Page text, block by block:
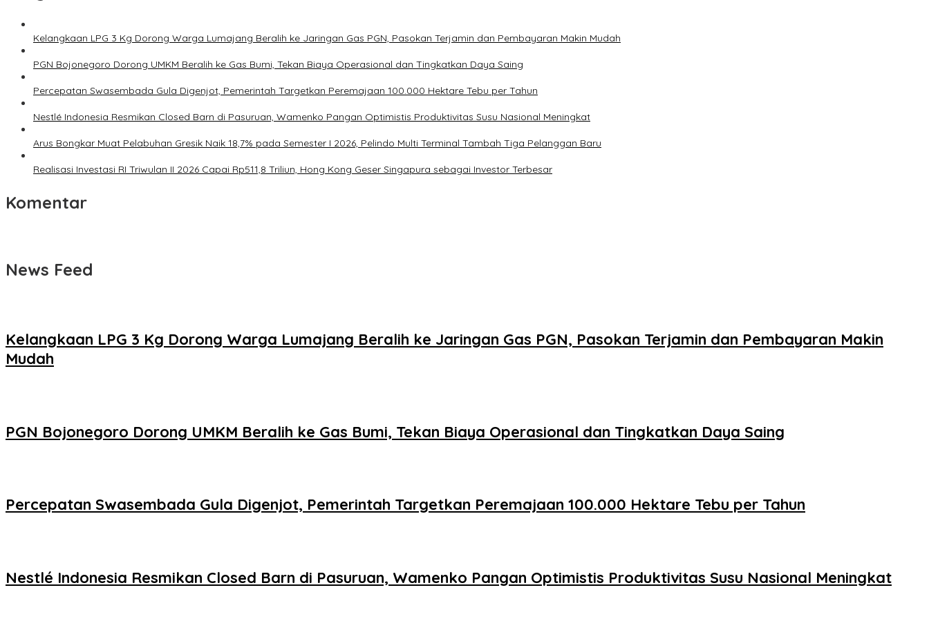
Kelangkaan LPG 3 Kg Dorong Warga Lumajang Beralih ke Jaringan Gas PGN, Pasokan Terjamin dan Pembayaran Makin Mudah
PGN Bojonegoro Dorong UMKM Beralih ke Gas Bumi, Tekan Biaya Operasional dan Tingkatkan Daya Saing
Percepatan Swasembada Gula Digenjot, Pemerintah Targetkan Peremajaan 100.000 Hektare Tebu per Tahun
Nestlé Indonesia Resmikan Closed Barn di Pasuruan, Wamenko Pangan Optimistis Produktivitas Susu Nasional Meningkat
Arus Bongkar Muat Pelabuhan Gresik Naik 18,7% pada Semester I 2026, Pelindo Multi Terminal Tambah Tiga Pelanggan Baru
Realisasi Investasi RI Triwulan II 2026 Capai Rp511,8 Triliun, Hong Kong Geser Singapura sebagai Investor Terbesar
Komentar
News Feed
Kelangkaan LPG 3 Kg Dorong Warga Lumajang Beralih ke Jaringan Gas PGN, Pasokan Terjamin dan Pembayaran Makin
Mudah
PGN Bojonegoro Dorong UMKM Beralih ke Gas Bumi, Tekan Biaya Operasional dan Tingkatkan Daya Saing
Percepatan Swasembada Gula Digenjot, Pemerintah Targetkan Peremajaan 100.000 Hektare Tebu per Tahun
Nestlé Indonesia Resmikan Closed Barn di Pasuruan, Wamenko Pangan Optimistis Produktivitas Susu Nasional Meningkat